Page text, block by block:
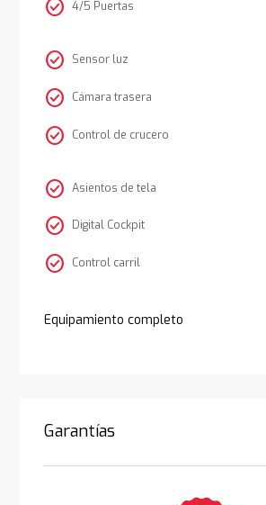
check_circle 4/5 Puertas
check_circle Sensor luz
check_circle Cámara trasera
check_circle Control de crucero
check_circle Asientos de tela
check_circle Digital Cockpit
check_circle Control carril
Equipamiento completo
Garantías